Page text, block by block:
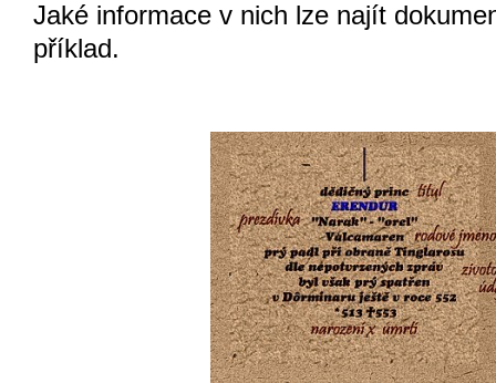
Jaké informace v nich lze najít
příklad.